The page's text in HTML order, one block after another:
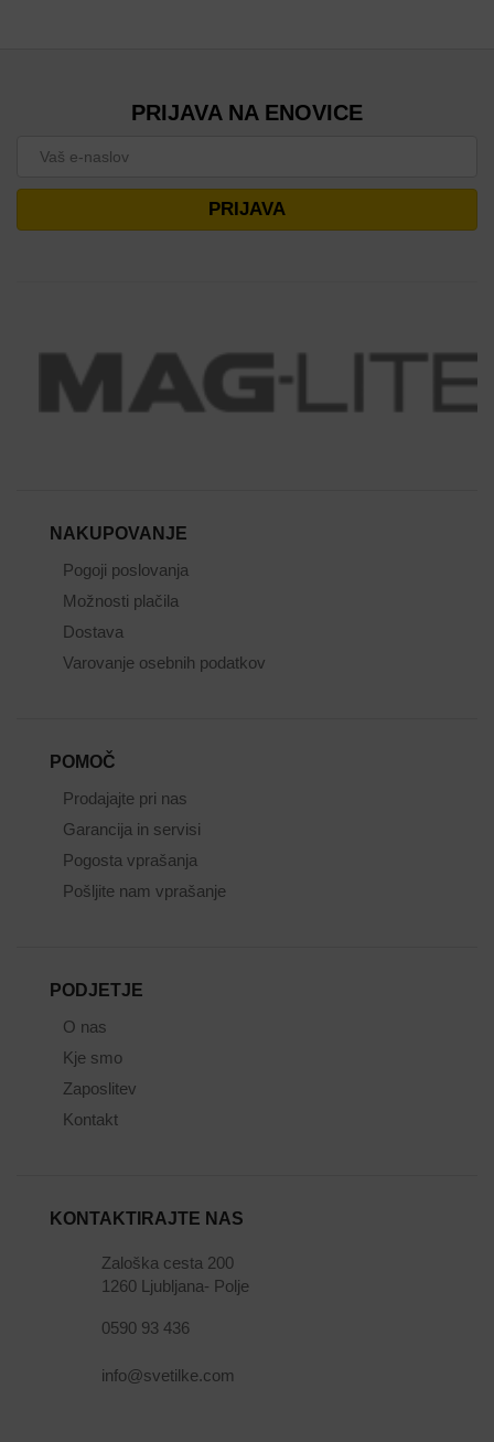
PRIJAVA NA ENOVICE
PRIJAVA
NAKUPOVANJE
Pogoji poslovanja
Možnosti plačila
Dostava
Varovanje osebnih podatkov
POMOČ
Prodajajte pri nas
Garancija in servisi
Pogosta vprašanja
Pošljite nam vprašanje
PODJETJE
O nas
Kje smo
Zaposlitev
Kontakt
KONTAKTIRAJTE NAS
Zaloška cesta 200
1260 Ljubljana- Polje
0590 93 436
info@svetilke.com